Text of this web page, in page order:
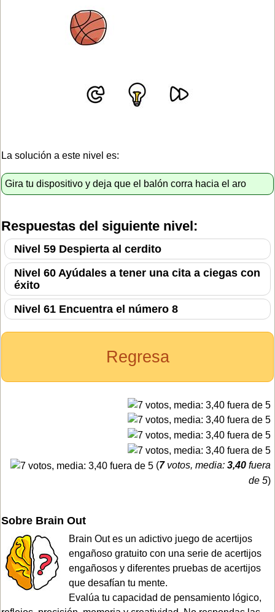
La solución a este nivel es:
Gira tu dispositivo y deja que el balón corra hacia el aro
Respuestas del siguiente nivel:
Nivel 59 Despierta al cerdito
Nivel 60 Ayúdales a tener una cita a ciegas con
éxito
Nivel 61 Encuentra el número 8
Regresa
(7votos, media: 3,40 fuera
de 5)
Sobre Brain Out
Brain Out es un adictivo juego de acertijos
engañoso gratuito con una serie de acertijos
engañosos y diferentes pruebas de acertijos
que desafían tu mente.
Evalúa tu capacidad de pensamiento lógico,